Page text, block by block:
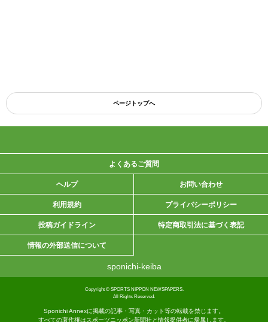
ページトップへ
よくあるご質問
ヘルプ お問い合わせ
利用規約 プライバシーポリシー
投稿ガイドライン 特定商取引法に基づく表記
情報の外部送信について
sponichi-keiba
Copyright © SPORTS NIPPON NEWSPAPERS.
All Rights Reserved.
Sponichi Annexに掲載の記事・写真・カット等の転載を禁じます。
すべての著作権はスポーツニッポン新聞社と情報提供者に帰属します。